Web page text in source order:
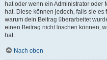
hat oder wenn ein Administrator
hat. Diese können jedoch, falls sie
warum dein Beitrag überarbeitet
einen Beitrag nicht löschen können,
hat.
Nach oben